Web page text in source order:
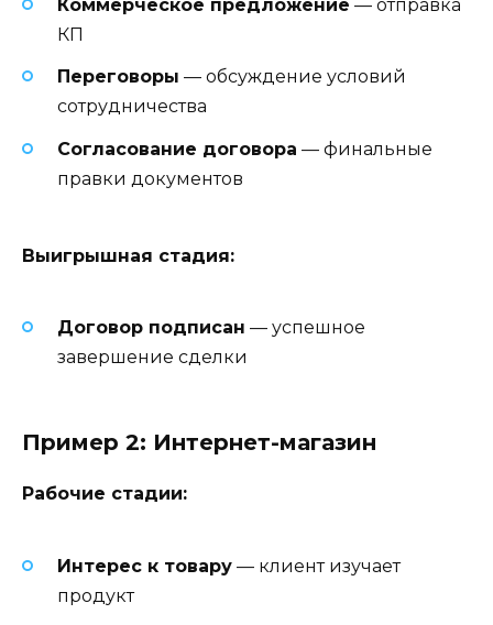
Коммерческое предложение — отправка
КП
Переговоры — обсуждение условий
сотрудничества
Согласование договора — финальные
правки документов
Выигрышная стадия:
Договор подписан — успешное
завершение сделки
Пример 2: Интернет-магазин
Рабочие стадии:
Интерес к товару — клиент изучает
продукт